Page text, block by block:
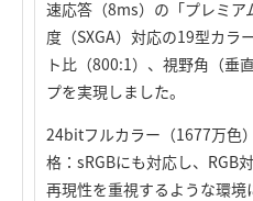
速応答（8ms）の「プレミ
度（SXGA）対応の19型カラ
ト比（800:1）、視野角（垂
プを実現しました。
24bitフルカラー（1677万色
格：sRGBにも対応し、RGB
再現性を重視するような環境